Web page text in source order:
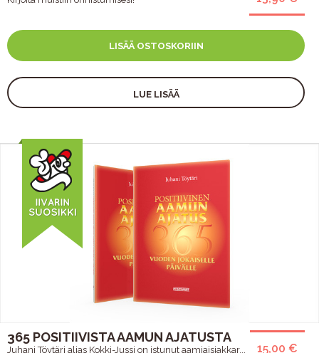
LISÄÄ OSTOSKORIIN
LUE LISÄÄ
15,00 €
365 POSITIIVISTA AAMUN AJATUSTA
Juhani Töytäri alias Kokki-Jussi on istunut aamiaisjakkar...